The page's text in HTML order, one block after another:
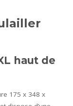
haut de
175 x 348 x